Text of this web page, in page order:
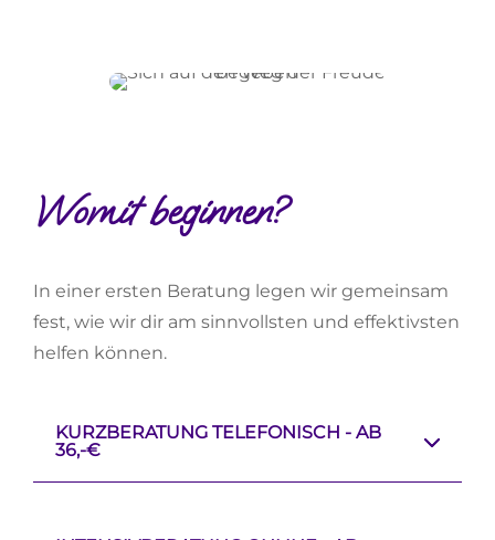
Womit beginnen?
In einer ersten Beratung legen wir gemeinsam
fest, wie wir dir am sinnvollsten und effektivsten
helfen können.
KURZBERATUNG TELEFONISCH - AB
36,-€